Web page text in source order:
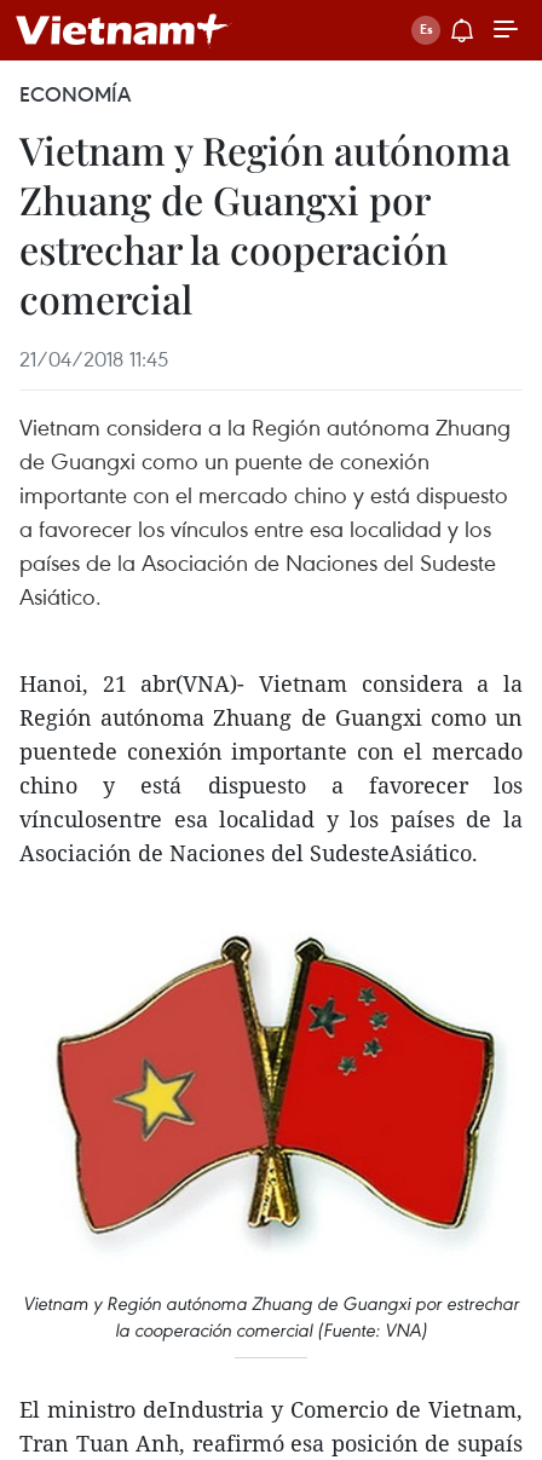
ECONOMÍA
Vietnam y Región autónoma
Zhuang de Guangxi por
estrechar la cooperación
comercial
21/04/2018 11:45
Vietnam considera a la Región autónoma Zhuang
de Guangxi como un puente de conexión
importante con el mercado chino y está dispuesto
a favorecer los vínculos entre esa localidad y los
países de la Asociación de Naciones del Sudeste
Asiático.
Hanoi, 21 abr(VNA)- Vietnam considera a la
Región autónoma Zhuang de Guangxi como un
puentede conexión importante con el mercado
chino y está dispuesto a favorecer los
vínculosentre esa localidad y los países de la
Asociación de Naciones del SudesteAsiático.
Vietnam y Región autónoma Zhuang de Guangxi por estrechar
la cooperación comercial (Fuente: VNA)
El ministro deIndustria y Comercio de Vietnam,
Tran Tuan Anh, reafirmó esa posición de supaís